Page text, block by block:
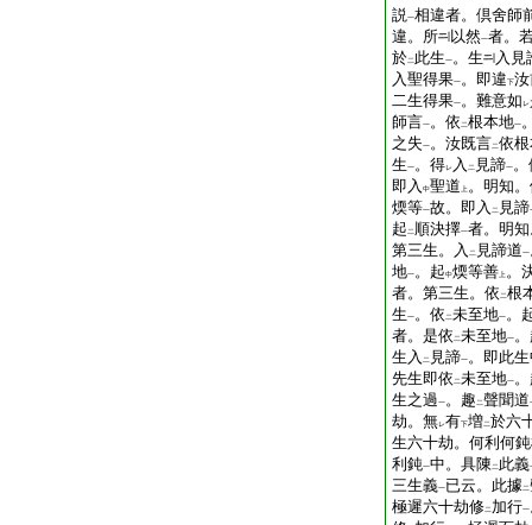
説一相違者。倶舍師
違。所
以然一者。
於二 此生一。生
入見
入聖得果一。即違下
二生得果一。難意如 レ
師言一。依 二根本地一
之失一。汝既言二依
生一。得レ 入 二 見諦一
即入 中聖道 上 。明知
煗等一故。即入 二 見諦
起 二 順決擇一者。明
第三生。入 二 見諦道一
地一。起中煗等善 上 。
者。第三生。依 二根
生一。依 二未至地一。
者。是依 二未至地一
生入 二 見諦一。即此
先生即依 二未至地一
生之過一。趣 二聲聞道
劫。無レ有下増二於六
生六十劫。何利何
利鈍一中。具陳 二 此義
三生義一已云。此據二
極遲六十劫修二 加行一